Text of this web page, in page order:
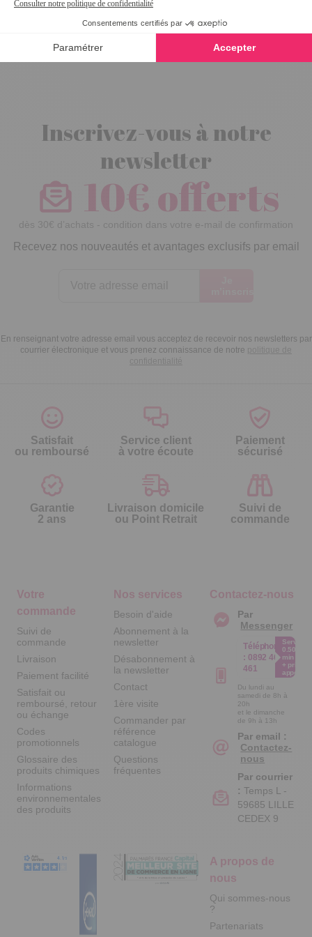
Inscrivez-vous à notre
newsletter
10€ offerts
dès 30€ d’achats - condition dans votre e-mail de confirmation
Recevez nos nouveautés et avantages exclusifs par email
En renseignant votre adresse email vous acceptez de recevoir nos newsletters par
courrier électronique et vous prenez connaissance de notre politique de
confidentialité
Satisfait
ou remboursé
Service client
à votre écoute
Paiement
sécurisé
Garantie
2 ans
Livraison domicile
ou Point Retrait
Suivi de
commande
Votre
commande
Suivi de
commande
Livraison
Paiement facilité
Satisfait ou
remboursé, retour
ou échange
Codes
promotionnels
Glossaire des
produits chimiques
Informations
environnementales
des produits
Nos services
Besoin d'aide
Abonnement à la
newsletter
Désabonnement à
la newsletter
Contact
1ère visite
Commander par
référence
catalogue
Questions
fréquentes
A propos de
nous
Qui sommes-nous
?
Partenariats
Contactez-nous
Par
Messenger
Téléphone
: 0892 461
461
Service
0.50€ /
min
+ prix
appel
Du lundi au
samedi de 8h à
20h
et le dimanche
de 9h à 13h
Par email :
Contactez-
nous
Par courrier
: Temps L -
59685 LILLE
CEDEX 9